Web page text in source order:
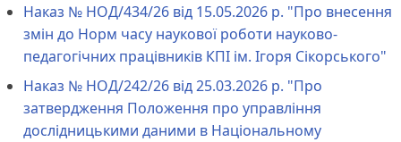
Наказ № НОД/434/26 від 15.05.2026 р. "Про внесення
змін до Норм часу наукової роботи науково-
педагогічних працівників КПІ ім. Ігоря Сікорського"
Наказ № НОД/242/26 від 25.03.2026 р. "Про
затвердження Положення про управління
дослідницькими даними в Національному